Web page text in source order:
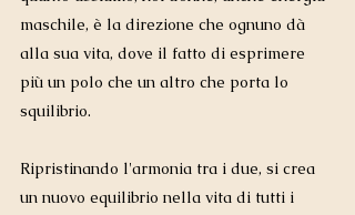
maschile, è la direzione che ognuno dà
alla sua vita, dove il fatto di esprimere
più un polo che un altro che porta lo
squilibrio.
Ripristinando l'armonia tra i due, si crea
un nuovo equilibrio nella vita di tutti i